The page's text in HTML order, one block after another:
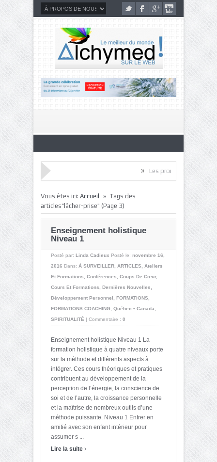
Les promesses de l’intelligence
Vous êtes ici: Accueil » Tags des
articles"lâcher-prise" (Page 3)
Enseignement holistique
Niveau 1
Posté par: Linda Cadieux Posté le: novembre 16,
2016 Dans: À SURVEILLER ARTICLES
Ateliers
Et Formations
Conférences Coups De Cœur,
Cours Et Formations
Dernières Nouvelles
Développement Personnel
FORMATIONS
FORMATIONS COACHING
Québec • Canada
SPIRITUALITÉ | Commentaire : 0
Enseignement holistique Niveau 1 La
formation holistique à quatre niveaux porte
sur la méthode et différents aspects à
intégrer. Ces cours théoriques et pratiques
contribuent au développement de la
perception de l’énergie, la conscience de
soi et de l’autre, la croissance personnelle
et la maîtrise de nombreux outils d’une
méthode puissante. Niveau 1 Entrer en
amitié avec son enfant intérieur pour
assumer s ...
Lire la suite ›